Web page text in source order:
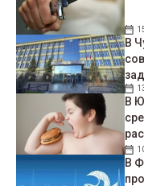
В
В
В